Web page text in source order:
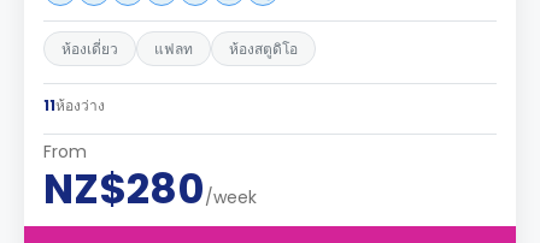
ห้องเดี่ยว แฟลท ห้องสตูดิโอ
11ห้องว่าง
From
NZ$280/week